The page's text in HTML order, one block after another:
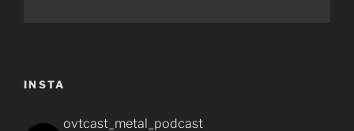
INSTA
ovtcast_metal_podcast